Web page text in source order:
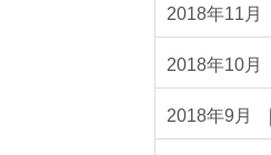
2018年11月
2018年10月
2018年9月